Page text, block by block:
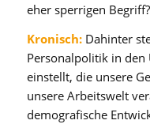
eher sperrigen Begriff?
Kronisch:Dahinter
Personalpolitik in den
einstellt, die unsere
unsere Arbeitswelt
demografische